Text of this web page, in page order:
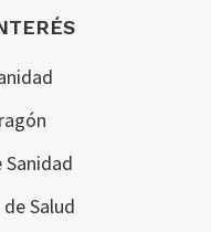
Salud